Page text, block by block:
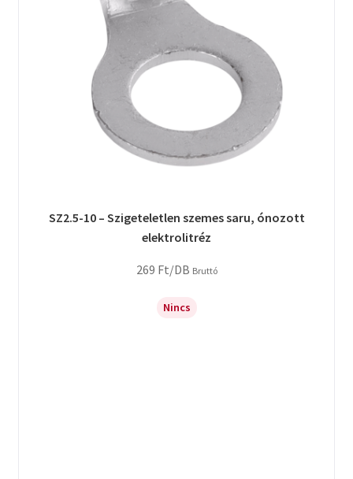
SZ2.5-10 – Szigeteletlen szemes saru, ónozott
elektrolitréz
269 Ft/DB Bruttó
Nincs